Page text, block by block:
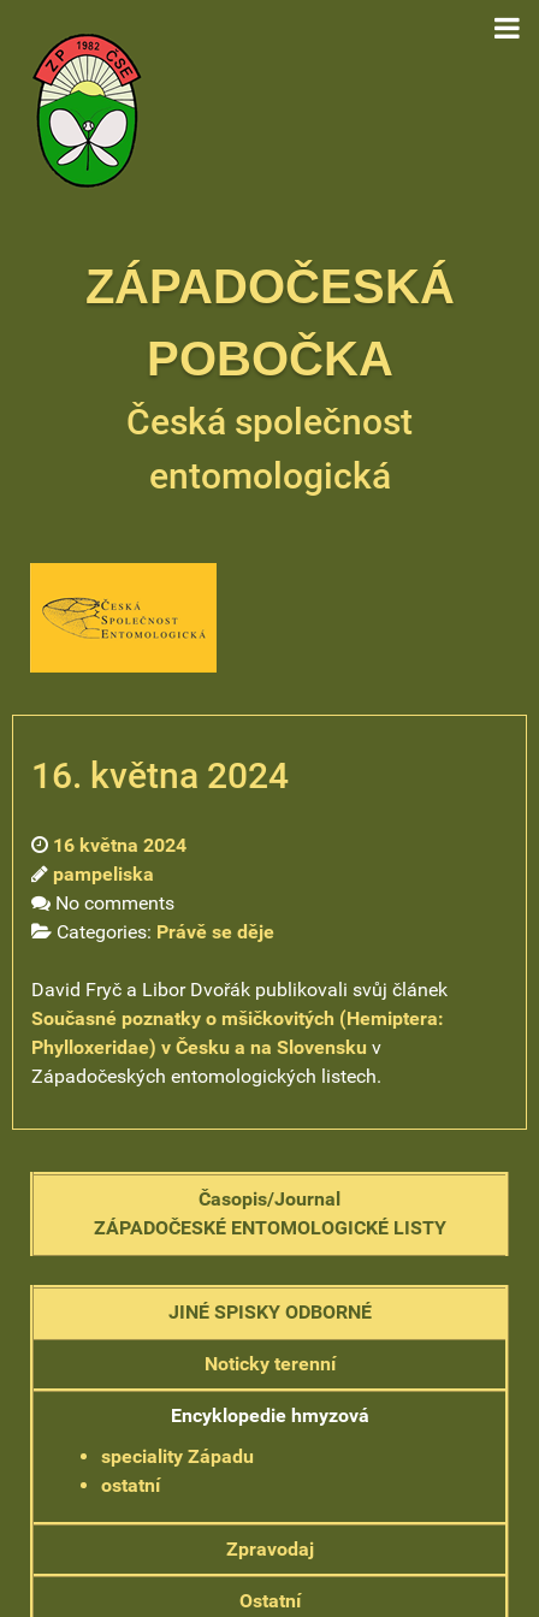
ZÁPADOČESKÁ
POBOČKA
Česká společnost
entomologická
16. května 2024
16 května 2024
pampeliska
No comments
Categories: Právě se děje
David Fryč a Libor Dvořák publikovali svůj článek
Současné poznatky o mšičkovitých (Hemiptera:
Phylloxeridae) v Česku a na Slovensku v
Západočeských entomologických listech.
Časopis/Journal
ZÁPADOČESKÉ ENTOMOLOGICKÉ LISTY
JINÉ SPISKY ODBORNÉ
Noticky terenní
Encyklopedie hmyzová
speciality Západu
ostatní
Zpravodaj
Ostatní